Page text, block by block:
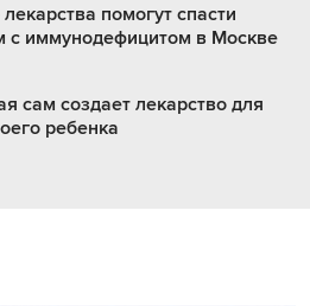
помогут спасти
с иммунодефицитом в Москве
сам создает лекарство для
ребенка